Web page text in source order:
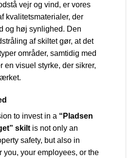
vejr og vind, er vores
kvalitetsmaterialer, der
og høj synlighed. Den
af skiltet gør, at det
områder, samtidig med
en visuel styrke, der sikrer,
to invest in a “Pladsen
skilt is not only an
safety, but also in
you, your employees, or the